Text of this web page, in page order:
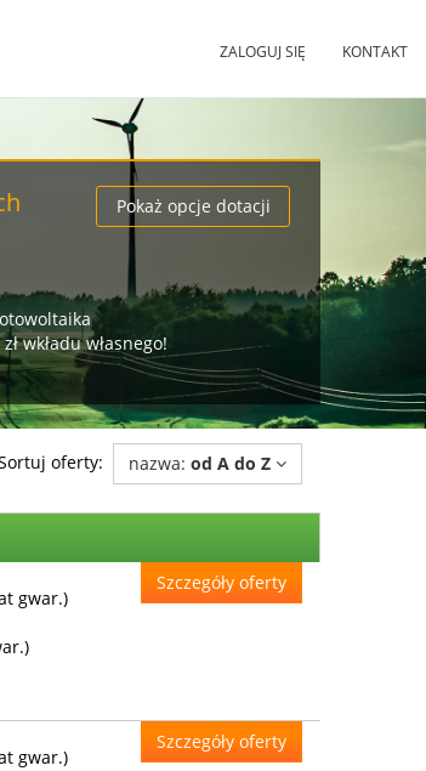
ZALOGUJ SIĘ KONTAKT
Pokaż opcje dotacji
wkładu własnego!
oferty: nazwa: od A do Z
gwar.)
Szczegóły oferty
gwar.)
Szczegóły oferty